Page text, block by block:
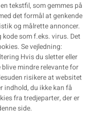
tekstfil, som gemmes på
det formål at genkende
og målrette annoncer.
som f.eks. virus. Det
Se vejledning:
Hvis du sletter eller
mindre relevante for
risikere at websitet
indhold, du ikke kan få
fra tredjeparter, der er
side.